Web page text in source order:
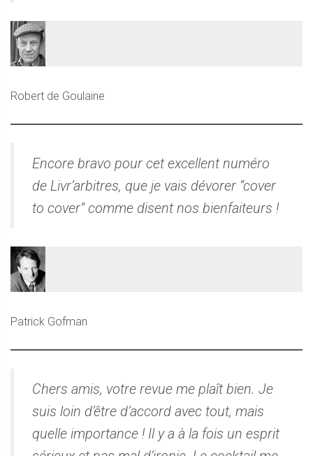
Robert de Goulaine
Encore bravo pour cet excellent numéro
de Livr’arbitres, que je vais dévorer “cover
to cover” comme disent nos bienfaiteurs !
Patrick Gofman
Chers amis, votre revue me plaît bien. Je
suis loin d’être d’accord avec tout, mais
quelle importance ! Il y a à la fois un esprit